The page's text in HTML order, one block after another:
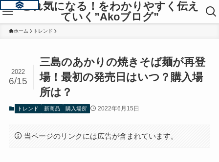
これ気になる！をわかりやすく伝え
ていく”Akoブログ”
ホーム トレンド
三島のあかりの焼きそば麺が再登
場！最初の発売日はいつ？購入場
所は？
2022
6/15
トレンド 新商品 購入場所 2022年6月15日
当ページのリンクには広告が含まれています。